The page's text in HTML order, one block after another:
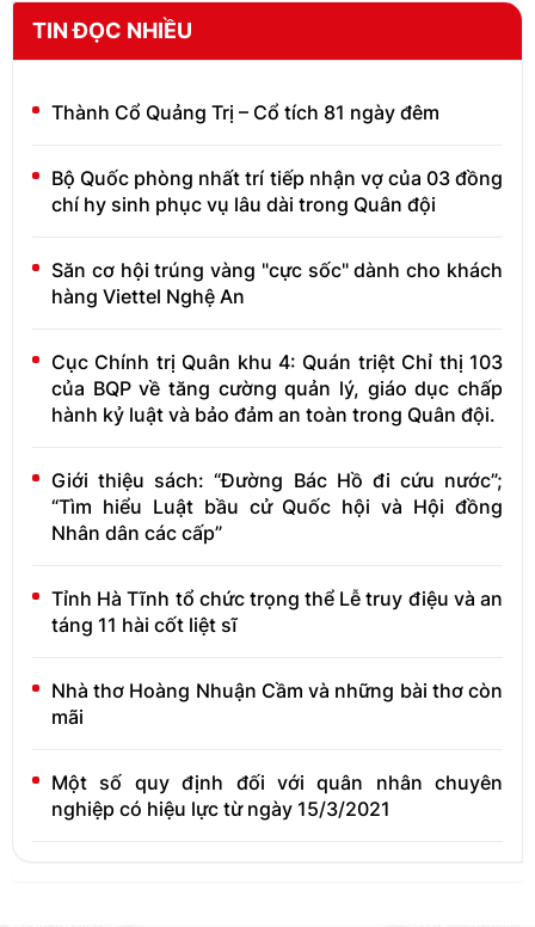
TIN ĐỌC NHIỀU
Thành Cổ Quảng Trị – Cổ tích 81 ngày đêm
Bộ Quốc phòng nhất trí tiếp nhận vợ của 03 đồng
chí hy sinh phục vụ lâu dài trong Quân đội
Săn cơ hội trúng vàng "cực sốc" dành cho khách
hàng Viettel Nghệ An
Cục Chính trị Quân khu 4: Quán triệt Chỉ thị 103
của BQP về tăng cường quản lý, giáo dục chấp
hành kỷ luật và bảo đảm an toàn trong Quân đội.
Giới thiệu sách: “Đường Bác Hồ đi cứu nước”;
“Tìm hiểu Luật bầu cử Quốc hội và Hội đồng
Nhân dân các cấp”
Tỉnh Hà Tĩnh tổ chức trọng thể Lễ truy điệu và an
táng 11 hài cốt liệt sĩ
Nhà thơ Hoàng Nhuận Cầm và những bài thơ còn
mãi
Một số quy định đối với quân nhân chuyên
nghiệp có hiệu lực từ ngày 15/3/2021